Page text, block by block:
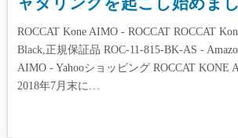
ROCCAT Kone AIMO - ROCCAT ROCCAT
Black,正規保証品 ROC-11-815-BK-AS -
AIMO - Yahooショッピング ROCCAT KONE
2018年7月末に…